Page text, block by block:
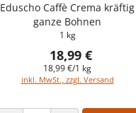
Eduscho Caffè Crema kräftig
ganze Bohnen
1 kg
18,99 €
18,99 €/1 kg
inkl. MwSt., zzgl. Versand